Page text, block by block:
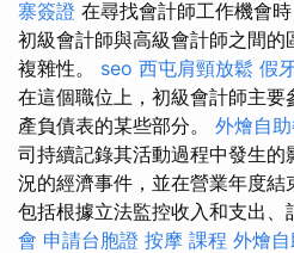
寨簽證 在尋找會計師工作機會
初級會計師與高級會計師之間
複雜性。 seo 西屯肩頸放鬆 假
在這個職位上，初級會計師主
產負債表的某些部分。 外燴自
司持續記錄其活動過程中發生
況的經濟事件，並在營業年度
包括根據立法監控收入和支出、
會 申請台胞證 按摩 課程 外燴